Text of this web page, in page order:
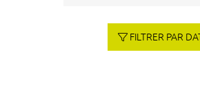
FILTRER PAR